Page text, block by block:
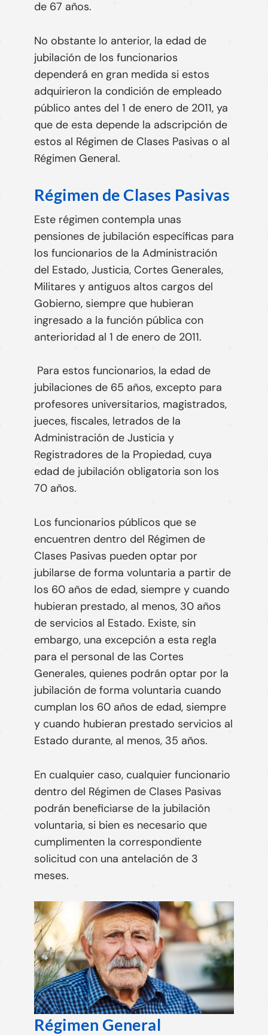
de 67 años.
No obstante lo anterior, la edad de
jubilación de los funcionarios
dependerá en gran medida si estos
adquirieron la condición de empleado
público antes del 1 de enero de 2011, ya
que de esta depende la adscripción de
estos al Régimen de Clases Pasivas o al
Régimen General.
Régimen de Clases Pasivas
Este régimen contempla unas
pensiones de jubilación específicas para
los funcionarios de la Administración
del Estado, Justicia, Cortes Generales,
Militares y antiguos altos cargos del
Gobierno, siempre que hubieran
ingresado a la función pública con
anterioridad al 1 de enero de 2011.
Para estos funcionarios, la edad de
jubilaciones de 65 años, excepto para
profesores universitarios, magistrados,
jueces, fiscales, letrados de la
Administración de Justicia y
Registradores de la Propiedad, cuya
edad de jubilación obligatoria son los
70 años.
Los funcionarios públicos que se
encuentren dentro del Régimen de
Clases Pasivas pueden optar por
jubilarse de forma voluntaria a partir de
los 60 años de edad, siempre y cuando
hubieran prestado, al menos, 30 años
de servicios al Estado. Existe, sin
embargo, una excepción a esta regla
para el personal de las Cortes
Generales, quienes podrán optar por la
jubilación de forma voluntaria cuando
cumplan los 60 años de edad, siempre
y cuando hubieran prestado servicios al
Estado durante, al menos, 35 años.
En cualquier caso, cualquier funcionario
dentro del Régimen de Clases Pasivas
podrán beneficiarse de la jubilación
voluntaria, si bien es necesario que
cumplimenten la correspondiente
solicitud con una antelación de 3
meses.
Régimen General